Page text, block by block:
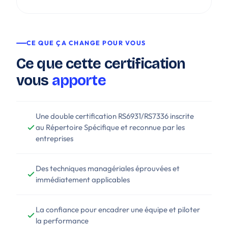
CE QUE ÇA CHANGE POUR VOUS
Ce que cette certification
vous apporte
Une double certification RS6931/RS7336 inscrite
au Répertoire Spécifique et reconnue par les
entreprises
Des techniques managériales éprouvées et
immédiatement applicables
La confiance pour encadrer une équipe et piloter
la performance